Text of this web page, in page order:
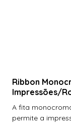
Se
Ribbon
Impressões/
A fita
permite a